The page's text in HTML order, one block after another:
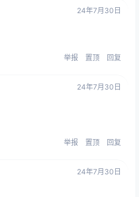
24年7月30日
举报 置顶 回复
24年7月30日
举报 置顶 回复
24年7月30日